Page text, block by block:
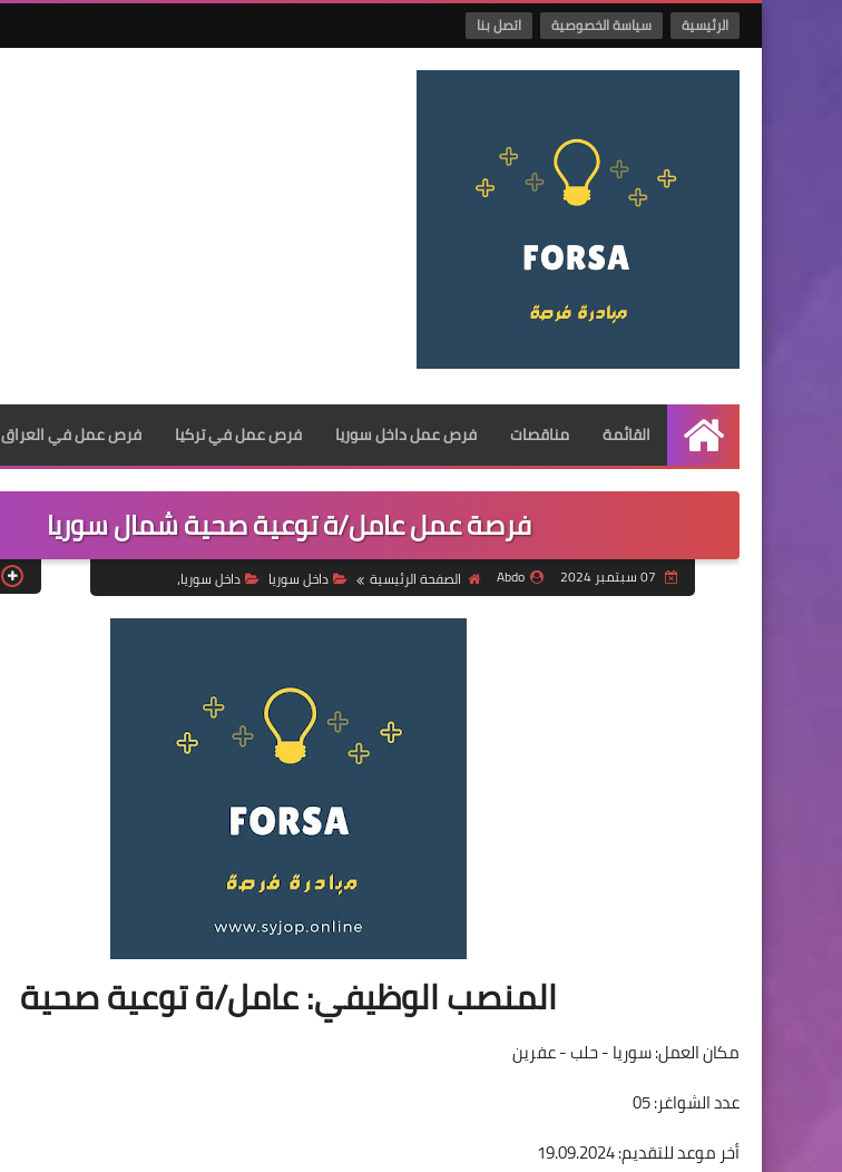
الرئيسية سياسة الخصوصية اتصل بنا
الرئيسية
القائمة مناقصات فرص عمل داخل سوريا فرص عمل في تركيا فرص عمل في العراق
فرصة عمل عامل/ة توعية صحية شمال سوريا
Abdo الصفحة الرئيسية داخل سوريا داخل سوريا،
المنصب الوظيفي: عامل/ة توعية صحية
مكان العمل: سوريا - حلب - عفرين
عدد الشواغر: 05
أخر موعد للتقديم: 19.09.2024